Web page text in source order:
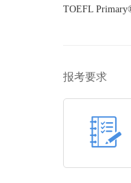
TOEFL
报考要求